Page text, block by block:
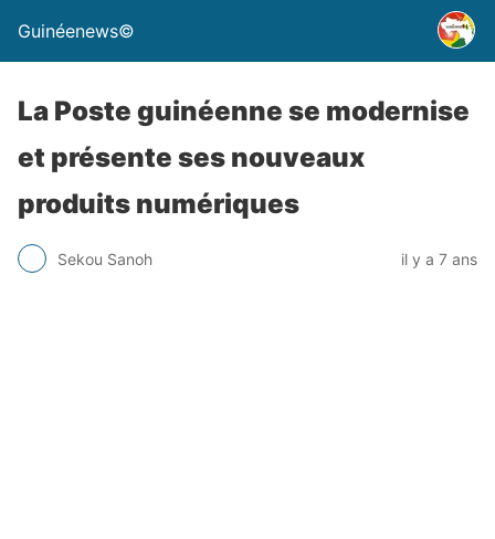
Guinéenews©
La Poste guinéenne se modernise
et présente ses nouveaux
produits numériques
Sekou Sanoh il y a 7 ans